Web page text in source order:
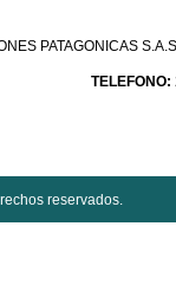
PATAGONICAS S.A.S.
TELEFONO:
reservados.